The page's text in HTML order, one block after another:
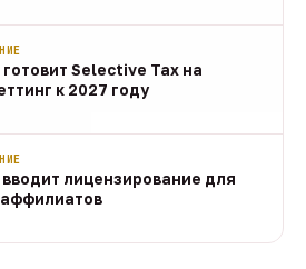
Selective Tax на
к 2027 году
лицензирование для